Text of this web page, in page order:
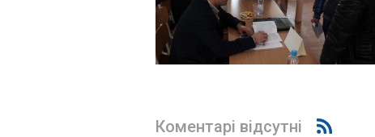
Коментарі відсутні